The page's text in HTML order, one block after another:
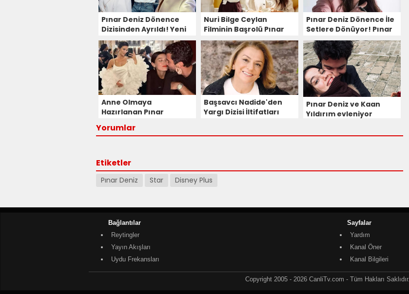
Pınar Deniz Dönence
Dizisinden Ayrıldı! Yeni
Başrol Burcu Biricik Mi?
Nuri Bilge Ceylan
Filminin Başrolü Pınar
Deniz Oldu!
Pınar Deniz Dönence İle
Setlere Dönüyor! Pınar
Deniz Bölüm Başı Ne
Kadar Kazanacak?
Anne Olmaya
Hazırlanan Pınar
Ne Olacak?
Başsavcı Nadide'den
Yargı Dizisi İltifatları
Pınar Deniz ve Kaan
Yıldırım evleniyor
Yorumlar
Etiketler
Pınar Deniz Star Disney Plus
Bağlantılar
Reytingler
Yayın Akışları
Uydu Frekansları
Sayfalar
Yardım
Kanal Öner
Kanal Bilgileri
Copyright 2005 - 2026 CanliTv.com - Tüm Hakları Saklıdır.